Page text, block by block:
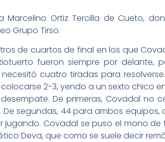
Ortiz Tercilla de Cueto,
Grupo Tirso.
de cuartos de final en los que
fueron siempre por delante,
cuatro tiradas para
2-3, yendo a un sexto chico
De primeras, Covadal no
segundas, 44 para ambos
jugando. Covadal se puso el mono
Deva, que como se suele decir